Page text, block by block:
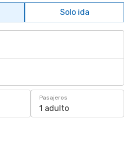
Solo ida
Pasajeros
1 adulto